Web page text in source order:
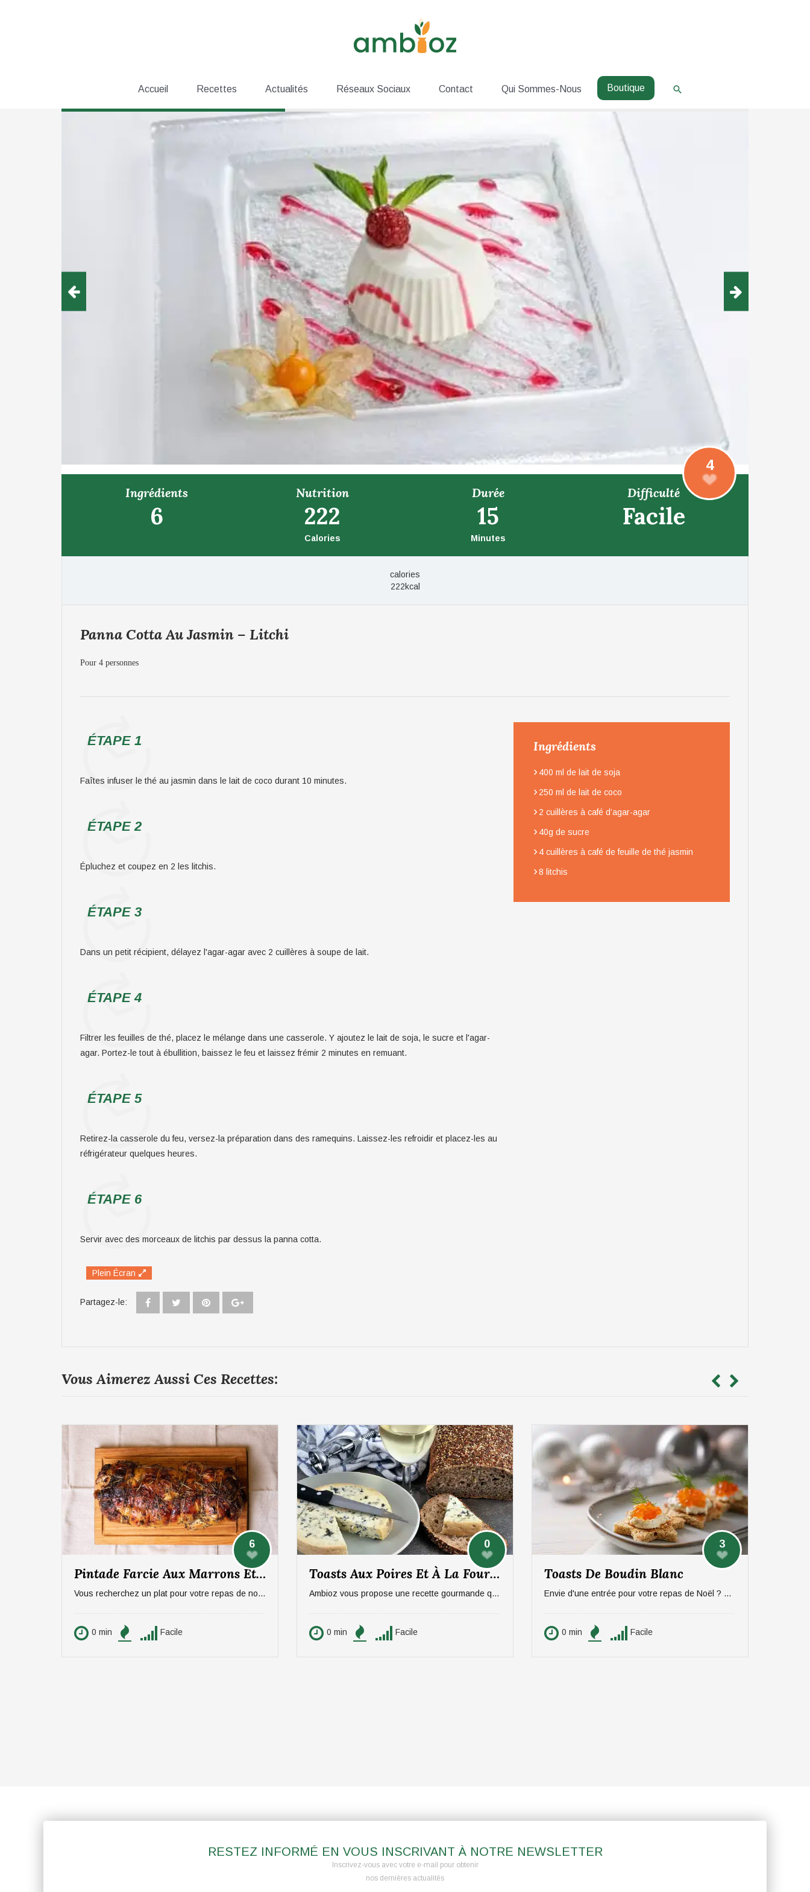
Accueil Recettes Actualités Réseaux Sociaux Contact Qui Sommes-Nous Boutique Rechercher
4
Ingrédients
6
Nutrition
222
Calories
Durée
15
Minutes
Difficulté
Facile
calories
222kcal
Panna Cotta Au Jasmin – Litchi
Pour 4 personnes
ÉTAPE 1
Faîtes infuser le thé au jasmin dans le lait de coco durant 10 minutes.
ÉTAPE 2
Épluchez et coupez en 2 les litchis.
ÉTAPE 3
Dans un petit récipient, délayez l'agar-agar avec 2 cuillères à soupe de lait.
ÉTAPE 4
Filtrer les feuilles de thé, placez le mélange dans une casserole. Y ajoutez le lait de soja, le sucre et l'agar-
agar. Portez-le tout à ébullition, baissez le feu et laissez frémir 2 minutes en remuant.
ÉTAPE 5
Retirez-la casserole du feu, versez-la préparation dans des ramequins. Laissez-les refroidir et placez-les au
réfrigérateur quelques heures.
ÉTAPE 6
Servir avec des morceaux de litchis par dessus la panna cotta.
Plein Écran
Partagez-le:
Ingrédients
› 400 ml de lait de soja
› 250 ml de lait de coco
› 2 cuillères à café d’agar-agar
› 40g de sucre
› 4 cuillères à café de feuille de thé jasmin
›8 litchis
Vous Aimerez Aussi Ces Recettes:
6
Pintade Farcie Aux Marrons Et Pommes, Sauce Aux Morilles
Vous recherchez un plat pour votre repas de noël ? On vous propose un plat qui épatera vos invités, digne d'un repas de fête ! La pintade farcie aux marrons et pommes, sauce aux morilles. Pour 6 personnes.
0 min Facile
0
Toasts Aux Poires Et À La Fourme D’Ambert
Ambioz vous propose une recette gourmande qui ravira vos papilles, notamment celles des amateurs de fromage. Une entrée sucré/salée à base de poires et de Fourme d'Ambert. Idéal pour 6 personnes.
0 min Facile
3
Toasts De Boudin Blanc
Envie d'une entrée pour votre repas de Noël ? On vous propose une recette sucré/salée rapide et efficace à base de pommes et boudin. Pour 6 personnes.
0 min Facile
RESTEZ INFORMÉ EN VOUS INSCRIVANT À NOTRE NEWSLETTER
Inscrivez-vous avec votre e-mail pour obtenir
nos dernières actualités